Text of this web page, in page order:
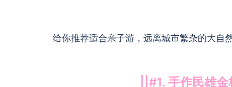
给你推荐适合亲子游，远离城市繁杂的大
||#1. 手作民雄